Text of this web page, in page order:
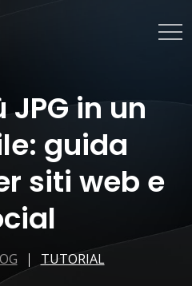
JPG in un
guida
siti web e
TUTORIAL